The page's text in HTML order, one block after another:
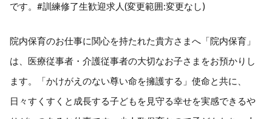
です。#訓練修了生歓迎求人(変更範囲:変更なし)
院内保育のお仕事に関心を持たれた貴方さまへ「院内保育」
は、医療従事者・介護従事者の大切なお子さまをお預かりし
ます。「かけがえのない尊い命を擁護する」使命と共に、
日々すくすくと成長する子どもを見守る幸せを実感できるや